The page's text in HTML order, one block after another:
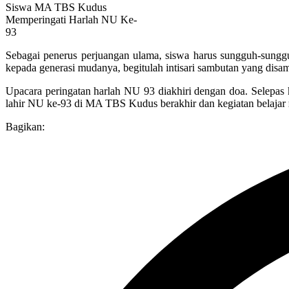
Siswa MA TBS Kudus
Memperingati Harlah NU Ke-
93
Sebagai penerus perjuangan ulama, siswa harus sungguh-
kepada generasi mudanya, begitulah intisari sambutan yang
Upacara peringatan harlah NU 93 diakhiri dengan doa.
lahir NU ke-93 di MA TBS Kudus berakhir dan kegiatan
Bagikan: